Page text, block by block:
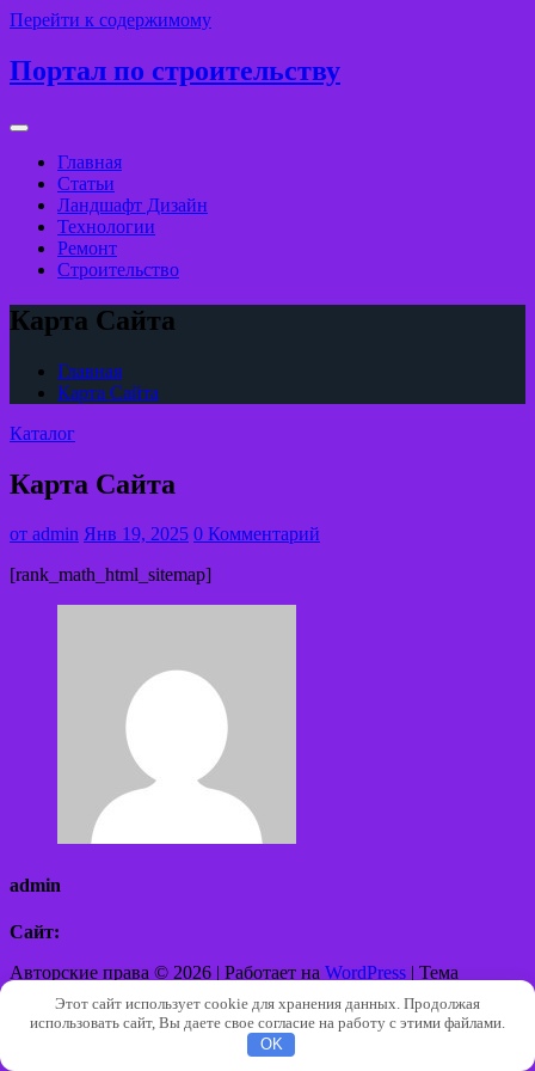
Перейти к содержимому
Портал по строительству
Главная
Статьи
Ландшафт Дизайн
Технологии
Ремонт
Строительство
Карта Сайта
Главная
Карта Сайта
Каталог
Карта Сайта
от admin Янв 19, 2025 0 Комментарий
[rank_math_html_sitemap]
admin
Сайт:
Авторские права © 2026 | Работает на WordPress | Тема
Architect Hub от
ThemeArile
Этот сайт использует cookie для хранения данных. Продолжая
использовать сайт, Вы даете свое согласие на работу с этими файлами.
OK